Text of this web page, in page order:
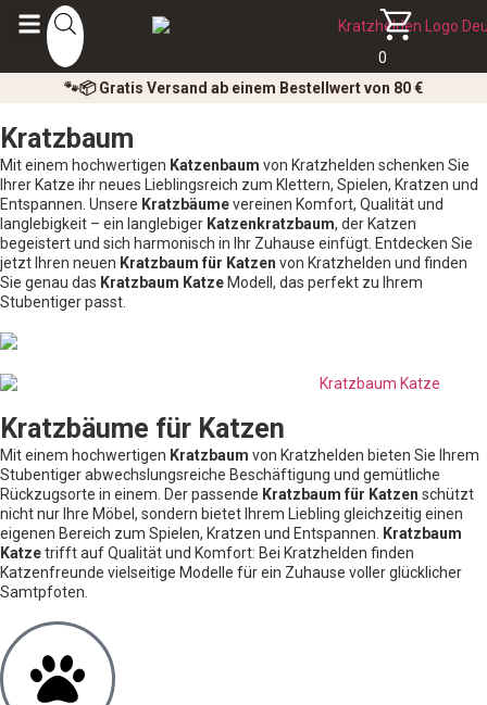
0
🐾📦 Gratis Versand ab einem Bestellwert von 80 €
Kratzbaum
Mit einem hochwertigen Katzenbaum von Kratzhelden schenken Sie
Ihrer Katze ihr neues Lieblingsreich zum Klettern, Spielen, Kratzen und
Entspannen. Unsere Kratzbäumevereinen Komfort, Qualität und
langlebigkeit – ein langlebiger Katzenkratzbaum, der Katzen
begeistert und sich harmonisch in Ihr Zuhause einfügt. Entdecken Sie
jetzt Ihren neuen Kratzbaum für Katzen von Kratzhelden und finden
Sie genau das Kratzbaum Katze Modell, das perfekt zu Ihrem
Stubentiger passt.
Kratzbäume für Katzen
Mit einem hochwertigen Kratzbaum von Kratzhelden bieten Sie Ihrem
Stubentiger abwechslungsreiche Beschäftigung und gemütliche
Rückzugsorte in einem. Der passende Kratzbaum für Katzen schützt
nicht nur Ihre Möbel, sondern bietet Ihrem Liebling gleichzeitig einen
eigenen Bereich zum Spielen, Kratzen und Entspannen. Kratzbaum
Katzetrifft auf Qualität und Komfort: Bei Kratzhelden finden
Katzenfreunde vielseitige Modelle für ein Zuhause voller glücklicher
Samtpfoten.